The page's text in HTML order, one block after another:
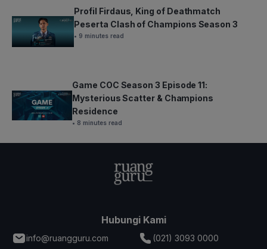
Profil Firdaus, King of Deathmatch
Peserta Clash of Champions Season 3
• 9 minutes read
Game COC Season 3 Episode 11:
Mysterious Scatter & Champions
Residence
• 8 minutes read
Hubungi Kami
info@ruangguru.com
(021) 3093 0000